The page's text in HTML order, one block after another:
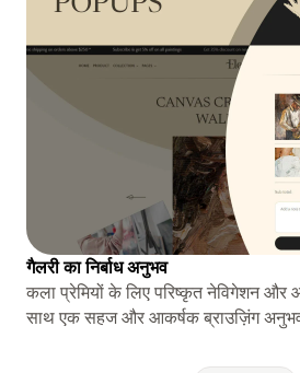
गैलरी का निर्बाध अनुभव
कला प्रेमियों के लिए परिष्कृत नेविगेशन और
साथ एक सहज और आकर्षक ब्राउज़िंग